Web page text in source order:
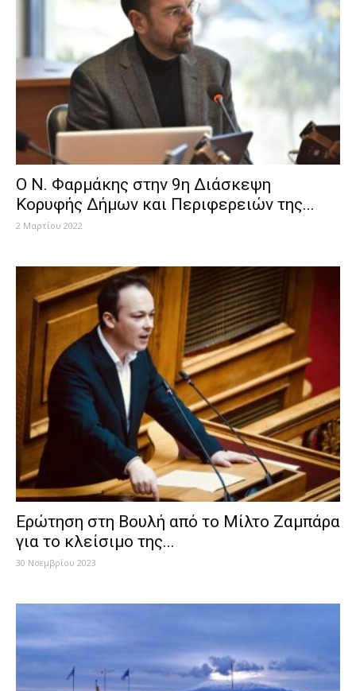
Ο Ν. Φαρμάκης στην 9η Διάσκεψη
Κορυφής Δήμων και Περιφερειών της...
2 Μαρτίου 2022
Ερώτηση στη Βουλή από το Μίλτο Ζαμπάρα
για το κλείσιμο της...
30 Νοεμβρίου 2023